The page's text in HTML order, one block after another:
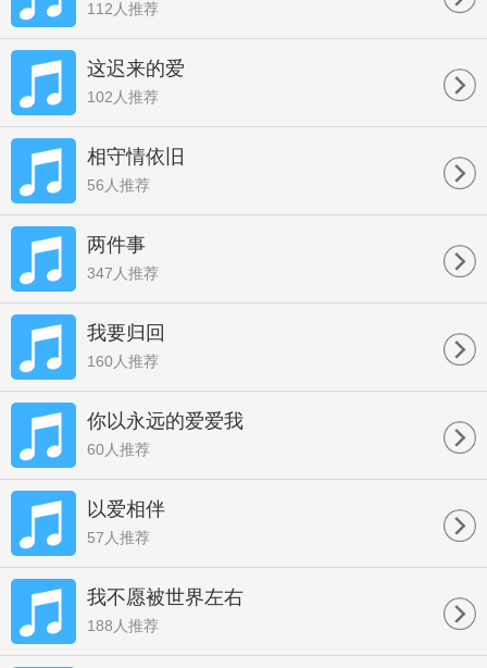
112人推荐
这迟来的爱
102人推荐
相守情依旧
56人推荐
两件事
347人推荐
我要归回
160人推荐
你以永远的爱爱我
60人推荐
以爱相伴
57人推荐
我不愿被世界左右
188人推荐